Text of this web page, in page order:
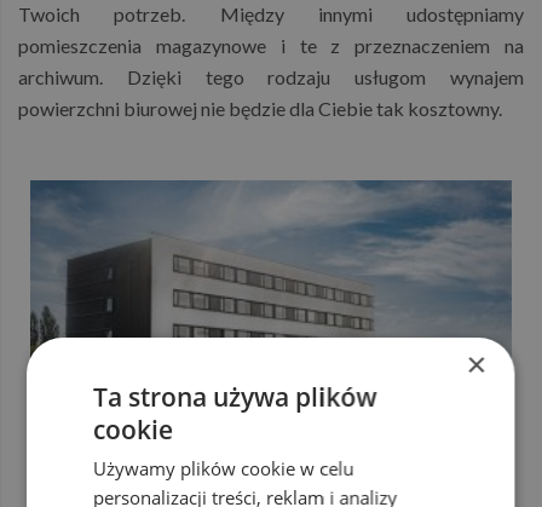
Twoich potrzeb. Między innymi udostępniamy
pomieszczenia magazynowe i te z przeznaczeniem na
archiwum. Dzięki tego rodzaju usługom wynajem
powierzchni biurowej nie będzie dla Ciebie tak kosztowny.
×
Ta strona używa plików
cookie
Używamy plików cookie w celu
personalizacji treści, reklam i analizy